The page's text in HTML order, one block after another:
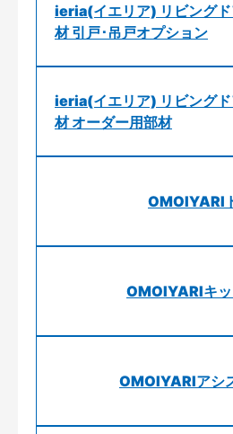
ieria(イエリア) リビングド
材 引戸･吊戸オプション
ieria(イエリア) リビングド
材 オーダー用部材
OMOIYARI
OMOIYARIキ
OMOIYARIアシ